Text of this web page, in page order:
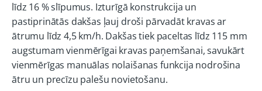
līdz 16 % slīpumus. Izturīgā konstrukcija un
pastiprinātās dakšas ļauj droši pārvadāt kravas ar
ātrumu līdz 4,5 km/h. Dakšas tiek paceltas līdz 115 mm
augstumam vienmērīgai kravas paņemšanai, savukārt
vienmērīgas manuālas nolaišanas funkcija nodrošina
ātru un precīzu palešu novietošanu.